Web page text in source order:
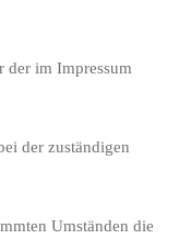
der im Impressum
der zuständigen
Umständen die